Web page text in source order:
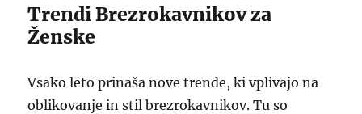
Trendi Brezrokavnikov za
Ženske
Vsako leto prinaša nove trende, ki vplivajo na
oblikovanje in stil brezrokavnikov. Tu so